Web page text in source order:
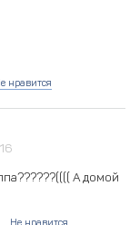
нравится
А домой